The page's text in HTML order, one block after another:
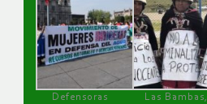
Defensoras
Las Bambas,